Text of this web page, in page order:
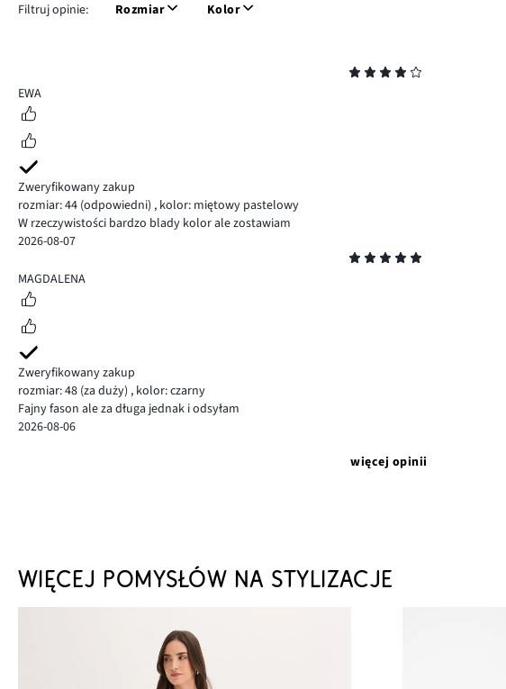
Filtruj opinie: Rozmiar Kolor
4
EWA
Zweryfikowany zakup
rozmiar: 44 (odpowiedni) , kolor: miętowy pastelowy
W rzeczywistości bardzo blady kolor ale zostawiam
2026-08-07
5
MAGDALENA
Zweryfikowany zakup
rozmiar: 48 (za duży) , kolor: czarny
Fajny fason ale za długa jednak i odsyłam
2026-08-06
więcej opinii
WIĘCEJ POMYSŁÓW NA STYLIZACJE